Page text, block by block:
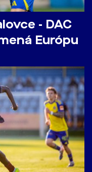
- DAC
Európu